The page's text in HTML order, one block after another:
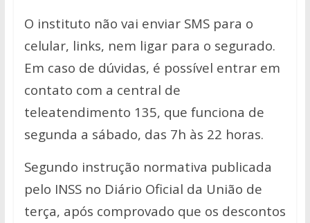
O instituto não vai enviar SMS para o
celular, links, nem ligar para o segurado.
Em caso de dúvidas, é possível entrar em
contato com a central de
teleatendimento 135, que funciona de
segunda a sábado, das 7h às 22 horas.
Segundo instrução normativa publicada
pelo INSS no Diário Oficial da União de
terça, após comprovado que os descontos